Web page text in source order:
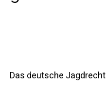
Das deutsche Jagdrecht